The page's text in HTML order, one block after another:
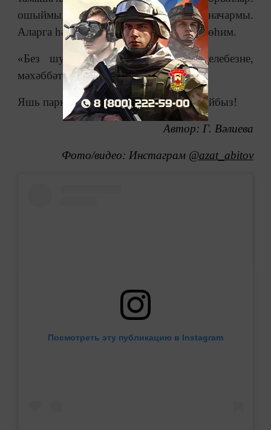
ошыймы, ошамыймы, яхшымы, начармы.
Аларга һәрбер тыңлаучының фикере мөһим.
«Без шушы җырга үзебезнең күңелебезне,
мәхәббәтезне салдык», – диләр алар.
Яшь парны премьералары белән котлыйбыз!
Автор: Г. Вәлиева
Фото/видео: Инстаграм @azat_abitov
Посмотреть эту публикацию в Instagram